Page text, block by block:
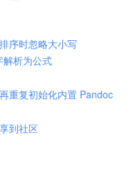
序时忽略大小写
析为公式
重复初始化内置 Pandoc
到社区